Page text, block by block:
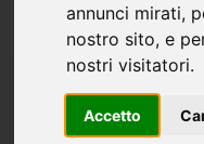
annunci mirati,
nostro sito, e
nostri visitatori.
Accetto
Eventi in